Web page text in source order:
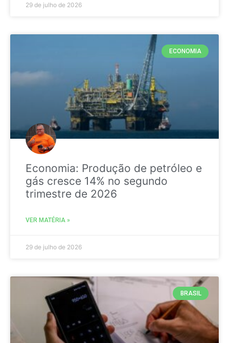
29 de julho de 2026
ECONOMIA
Economia: Produção de petróleo e
gás cresce 14% no segundo
trimestre de 2026
VER MATÉRIA »
29 de julho de 2026
BRASIL